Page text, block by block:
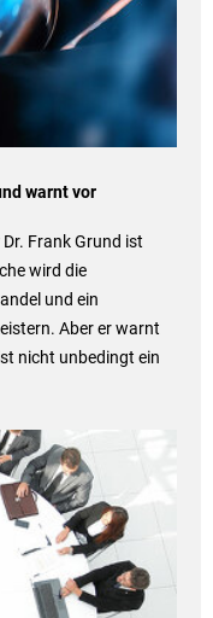
warnt vor
Frank Grund ist
wird die
und ein
Aber er warnt
nicht unbedingt ein